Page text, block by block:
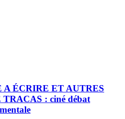
ÉCRIRE ET AUTRES
TRACAS : ciné débat